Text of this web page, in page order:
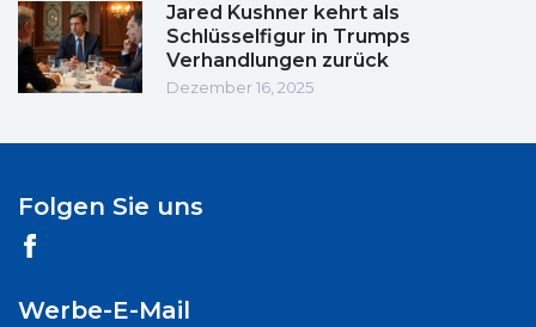
Jared Kushner kehrt als
Schlüsselfigur in Trumps
Verhandlungen zurück
Dezember 16, 2025
Folgen Sie uns
Werbe-E-Mail